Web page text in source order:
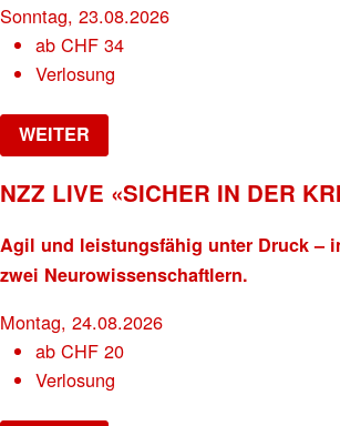
Sonntag, 23.08.2026
abCHF 34
Verlosung
WEITER
NZZ LIVE «SICHER IN DER
Agil und leistungsfähig unter Druck –
zwei Neurowissenschaftlern.
Montag, 24.08.2026
abCHF 20
Verlosung